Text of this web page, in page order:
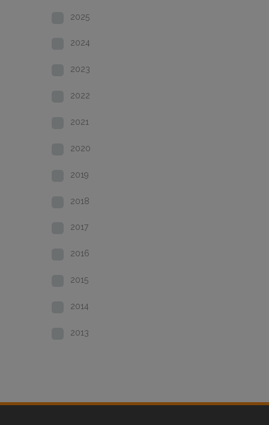
2025
2024
2023
2022
2021
2020
2019
2018
2017
2016
2015
2014
2013